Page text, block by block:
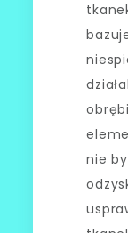
nie